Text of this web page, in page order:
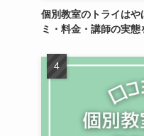
個別教室のトライはや
ミ・料金・講師の実